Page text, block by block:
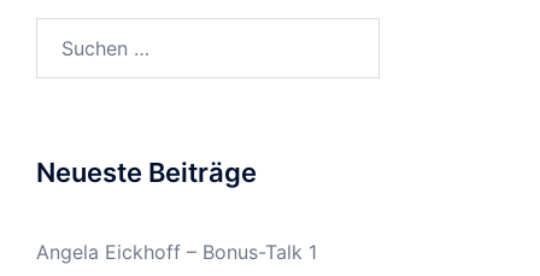
Neueste Beiträge
Angela Eickhoff – Bonus-Talk 1